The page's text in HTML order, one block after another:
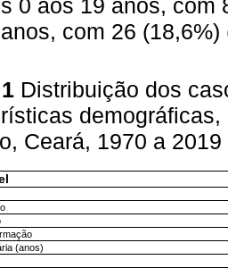
com 26 (18,6%)
Distribuição dos
Ceará, 1970 a 2019
(anos)